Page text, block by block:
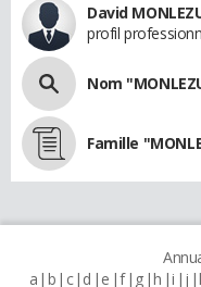
David
profil
Nom
Famille
a b c d e f g h i j